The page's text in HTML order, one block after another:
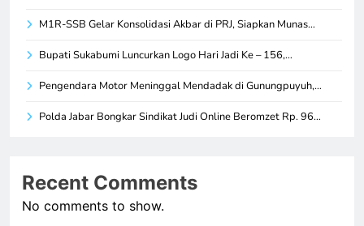
M1R-SSB Gelar Konsolidasi Akbar di PRJ, Siapkan Munas…
Bupati Sukabumi Luncurkan Logo Hari Jadi Ke – 156,…
Pengendara Motor Meninggal Mendadak di Gunungpuyuh,…
Polda Jabar Bongkar Sindikat Judi Online Beromzet Rp. 96…
Recent Comments
No comments to show.